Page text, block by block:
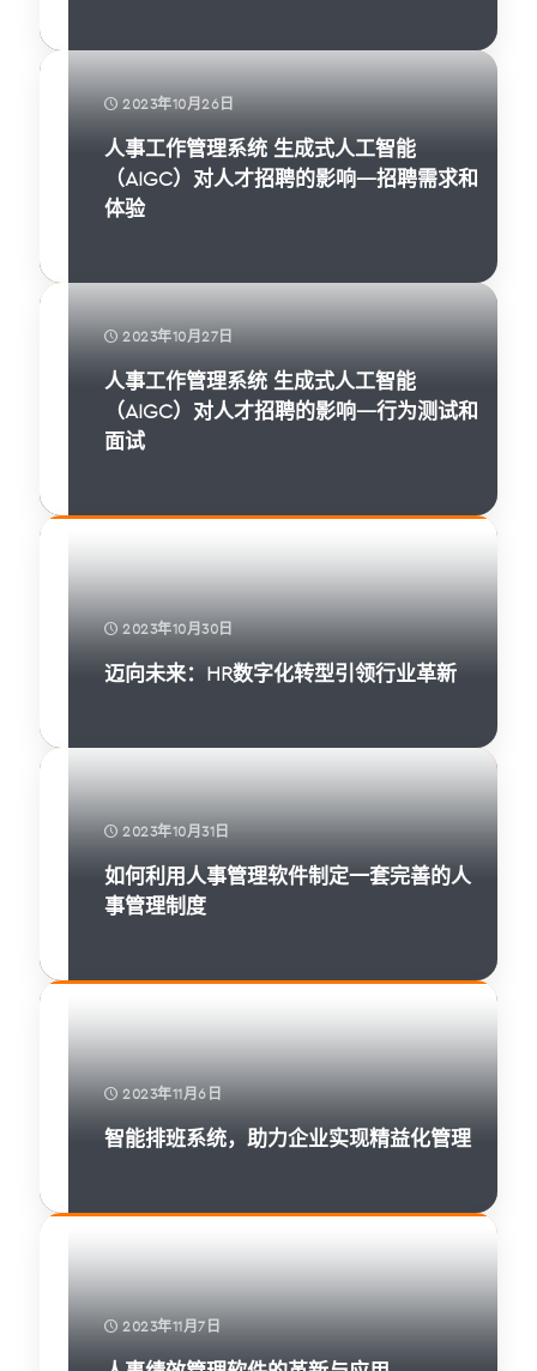
2023年10月26日
人事工作管理系统 生成式人工智能
（AIGC）对人才招聘的影响—招聘需求和
体验
2023年10月27日
人事工作管理系统 生成式人工智能
（AIGC）对人才招聘的影响—行为测试和
面试
2023年10月30日
迈向未来：HR数字化转型引领行业革新
2023年10月31日
如何利用人事管理软件制定一套完善的人
事管理制度
2023年11月6日
智能排班系统，助力企业实现精益化管理
2023年11月7日